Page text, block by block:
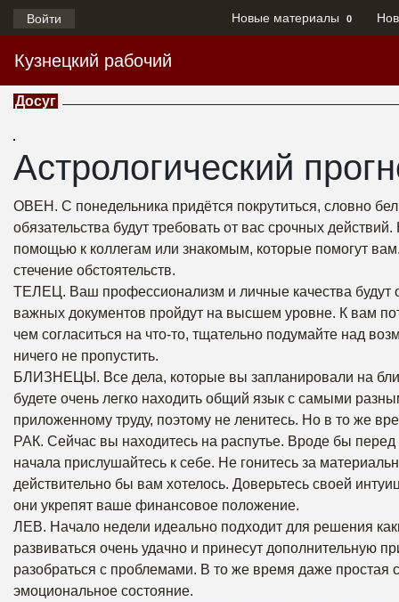
Войти Новые материалы 0
Кузнецкий рабочий
Досуг
Астрологический
ОВЕН. С понедельника придётся покрутиться, словно
обязательства будут требовать от вас срочных
помощью к коллегам или знакомым, которые помогут
стечение обстоятельств.
ТЕЛЕЦ. Ваш профессионализм и личные качества будут
важных документов пройдут на высшем уровне. К вам
чем согласиться на что-то, тщательно подумайте над
ничего не пропустить.
БЛИЗНЕЦЫ. Все дела, которые вы запланировали на
будете очень легко находить общий язык с самыми
приложенному труду, поэтому не ленитесь. Но в то же
РАК. Сейчас вы находитесь на распутье. Вроде бы
начала прислушайтесь к себе. Не гонитесь за
действительно бы вам хотелось. Доверьтесь своей
они укрепят ваше финансовое положение.
ЛЕВ. Начало недели идеально подходит для решения
развиваться очень удачно и принесут дополнительную
разобраться с проблемами. В то же время даже простая
эмоциональное состояние.